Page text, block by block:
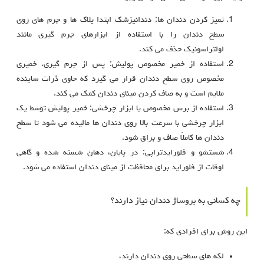
تمیز کردن دندان‌ ها: دندانپزشک ابتدا پلاک‌ ها و جرم‌ های روی
سطح دندان را با استفاده از ابزارهای جرم‌ گیری مانند
اولتراسونیک حذف می‌ کند.
استفاده از خمیر مخصوص پولیش: پس از جرم‌ گیری، خمیری
مخصوص روی سطح دندان قرار می‌ گیرد که حاوی ذرات ساینده
ملایم است و به صاف کردن مینای دندان کمک می‌ کند.
استفاده از برس مخصوص یا ابزار چرخشی: خمیر پولیش توسط یک
ابزار چرخشی با سرعت بالا روی دندان‌ ها مالیده می‌ شود تا سطح
دندان‌ ها کاملاً صاف و براق شود.
شستشو و فلورایدتراپی: در پایان، دهان شسته شده و گاهی
اوقات از فلوراید برای محافظت از مینای دندان استفاده می‌ شود.
چه کسانی به بروساژ دندان نیاز دارند؟
این روش برای افرادی که:
لکه‌ های سطحی روی دندان دارند،